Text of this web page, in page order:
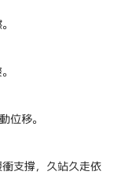
位移。
支撐，久站久走依